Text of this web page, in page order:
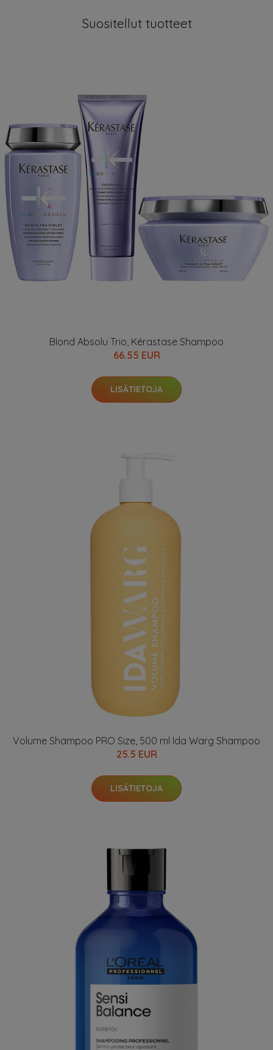
Suositellut tuotteet
Blond Absolu Trio, Kérastase Shampoo
66.55 EUR
LISÄTIETOJA
Volume Shampoo PRO Size, 500 ml Ida Warg Shampoo
25.5 EUR
LISÄTIETOJA